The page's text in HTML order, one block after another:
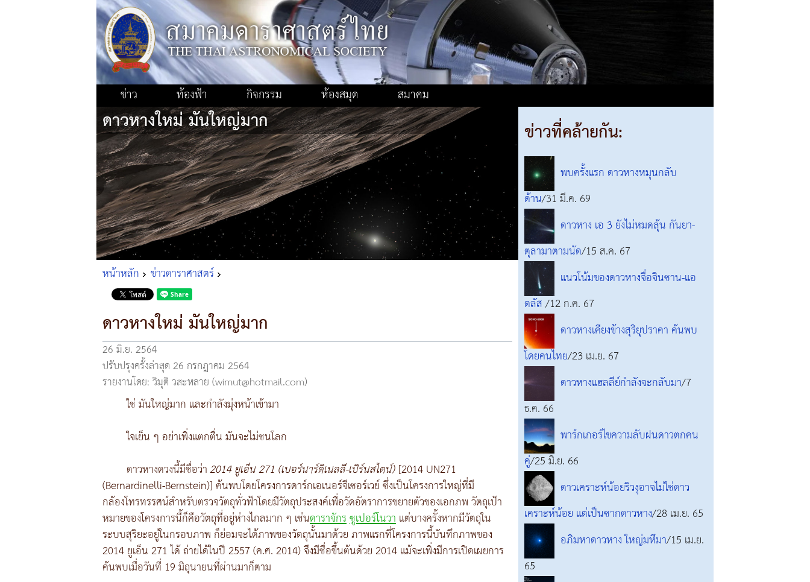
ข่าว ท้องฟ้า กิจกรรม ห้องสมุด สมาคม
ดาวหางใหม่ มันใหญ่มาก
หน้าหลัก ข่าวดาราศาสตร์
ดาวหางใหม่ มันใหญ่มาก
26 มิ.ย. 2564
ปรับปรุงครั้งล่าสุด 26 กรกฎาคม 2564
รายงานโดย: วิมุติ วสะหลาย (wimut@hotmail.com)
ใช่ มันใหญ่มาก และกำลังมุ่งหน้าเข้ามา
ใจเย็น ๆ อย่าเพิ่งแตกตื่น มันจะไม่ชนโลก
ดาวหางดวงนี้มีชื่อว่า2014 ยูเอ็น 271 (เบอร์นาร์ดิเนลลี-เบิร์นสไตน์)[2014 UN271
(Bernardinelli-Bernstein)] ค้นพบโดยโครงการดาร์กเอเนอร์จีเซอร์เวย์ ซึ่งเป็นโครงการใหญ่ที่มี
กล้องโทรทรรศน์สำหรับตรวจวัตถุทั่วฟ้าโดยมีวัตถุประสงค์เพื่อวัดอัตราการขยายตัวของเอกภพ วัตถุเป้า
หมายของโครงการนี้ก็คือวัตถุที่อยู่ห่างไกลมาก ๆ เช่นดาราจักรซูเปอร์โนวาแต่บางครั้งหากมีวัตถุใน
ระบบสุริยะอยู่ในกรอบภาพ ก็ย่อมจะได้ภาพของวัตถุนั้นมาด้วย ภาพแรกที่โครงการนี้บันทึกภาพของ
2014 ยูเอ็น 271 ได้ ถ่ายได้ในปี 2557 (ค.ศ. 2014) จึงมีชื่อขึ้นต้นด้วย 2014 แม้จะเพิ่งมีการเปิดเผยการ
ค้นพบเมื่อวันที่ 19 มิถุนายนที่ผ่านมาก็ตาม
ข่าวที่คล้ายกัน:
พบครั้งแรก ดาวหางหมุนกลับ
ด้าน/31 มี.ค. 69
ดาวหาง เอ 3 ยังไม่หมดลุ้น กันยา-
ตุลามาตามนัด/15 ส.ค. 67
แนวโน้มของดาวหางจื่อจินซาน-แอ
ตลัส/12 ก.ค. 67
ดาวหางเคียงข้างสุริยุปราคา ค้นพบ
โดยคนไทย/23 เม.ย. 67
ดาวหางแฮลลีย์กำลังจะกลับมา/7
ธ.ค. 66
พาร์กเกอร์ไขความลับฝนดาวตกคน
คู่/25 มิ.ย. 66
ดาวเคราะห์น้อยริวงุอาจไม่ใช่ดาว
เคราะห์น้อย แต่เป็นซากดาวหาง/28 เม.ย. 65
อภิมหาดาวหาง ใหญ่มหึมา/15 เม.ย.
65